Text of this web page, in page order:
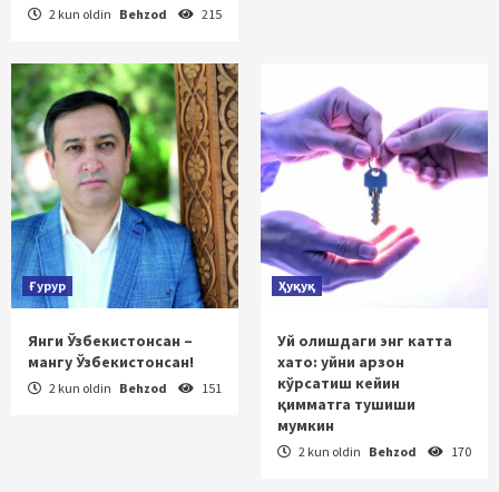
2 kun oldin Behzod 215
Ғурур
Янги Ўзбекистонсан –
мангу Ўзбекистонсан!
2 kun oldin Behzod 151
Ҳуқуқ
Уй олишдаги энг катта
хато: уйни арзон
кўрсатиш кейин
қимматга тушиши
мумкин
2 kun oldin Behzod 170